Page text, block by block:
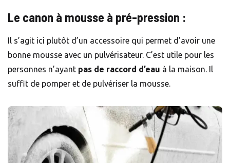
Le canon à mousse à pré-pression :
Il s’agit ici plutôt d’un accessoire qui permet d’avoir une
bonne mousse avec un pulvérisateur. C’est utile pour les
personnes n’ayant pas de raccord d’eau à la maison. Il
suffit de pomper et de pulvériser la mousse.